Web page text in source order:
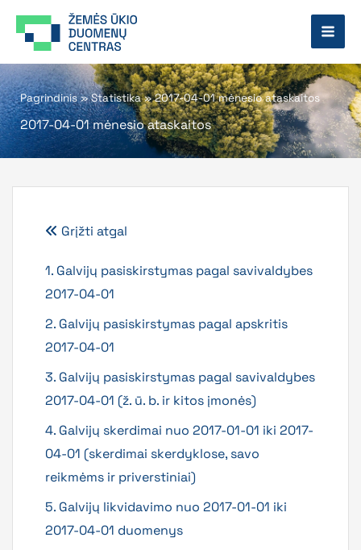
prie
Pagrindinis»Statistika»2017-04-01 mėnesio ataskaitos
2017-04-01 mėnesio ataskaitos
Grįžti atgal
1. Galvijų pasiskirstymas pagal savivaldybes
2017-04-01
2. Galvijų pasiskirstymas pagal apskritis
2017-04-01
3. Galvijų pasiskirstymas pagal savivaldybes
2017-04-01 (ž. ū. b. ir kitos įmonės)
4. Galvijų skerdimai nuo 2017-01-01 iki 2017-
04-01 (skerdimai skerdyklose, savo
reikmėms ir priverstiniai)
5. Galvijų likvidavimo nuo 2017-01-01 iki
2017-04-01 duomenys